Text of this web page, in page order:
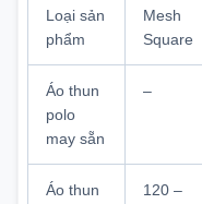
Loại sản
phẩm
Mesh
Square
Áo thun
polo
may sẵn
–
Áo thun
120 –